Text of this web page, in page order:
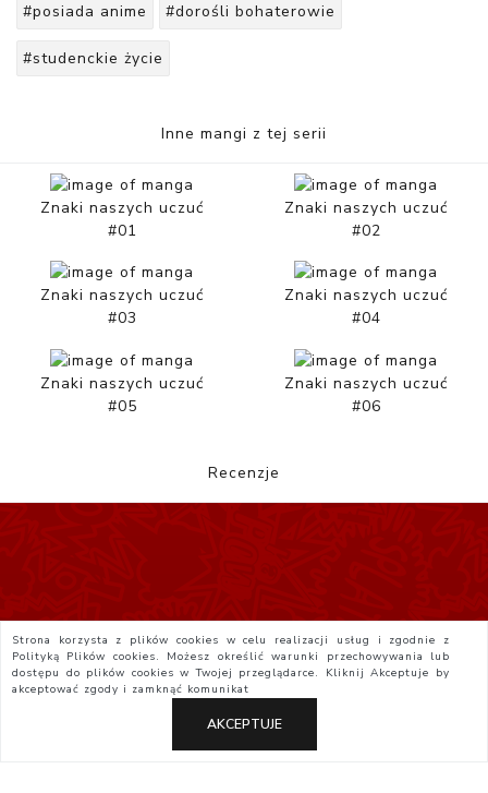
#posiada anime #dorośli bohaterowie
#studenckie życie
Inne mangi z tej serii
Znaki naszych uczuć
#01
Znaki naszych uczuć
#02
Znaki naszych uczuć
#03
Znaki naszych uczuć
#04
Znaki naszych uczuć
#05
Znaki naszych uczuć
#06
Recenzje
Strona korzysta z plików cookies w celu realizacji usług i zgodnie z
Polityką Plików cookies. Możesz określić warunki przechowywania lub
dostępu do plików cookies w Twojej przeglądarce. KliknijAkceptuje by
akceptować zgody i zamknąć komunikat
AKCEPTUJE